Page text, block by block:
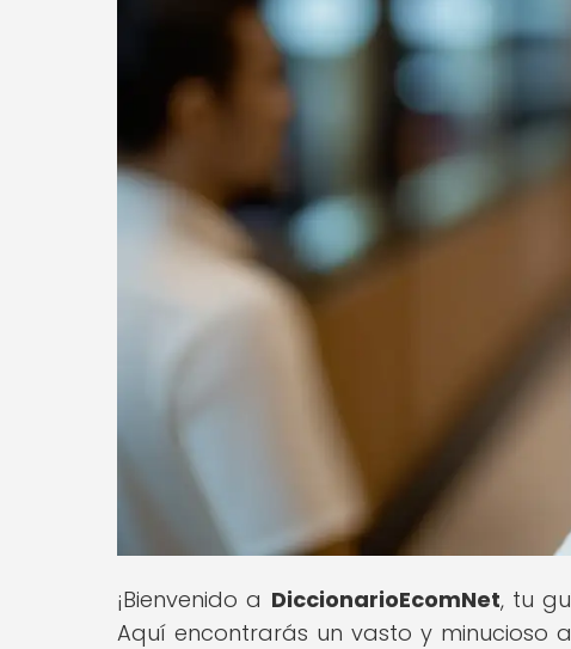
¡Bienvenido a DiccionarioEcomNet, tu
Aquí encontrarás un vasto y minucioso